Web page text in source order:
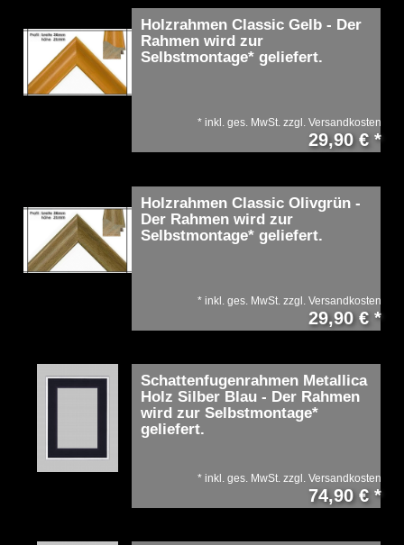
Holzrahmen Classic Gelb - Der
Rahmen wird zur
Selbstmontage* geliefert.
29,90 € *
* inkl. ges. MwSt. zzgl. Versandkosten
Holzrahmen Classic Olivgrün -
Der Rahmen wird zur
Selbstmontage* geliefert.
29,90 € *
* inkl. ges. MwSt. zzgl. Versandkosten
Schattenfugenrahmen Metallica
Holz Silber Blau - Der Rahmen
wird zur Selbstmontage*
geliefert.
74,90 € *
* inkl. ges. MwSt. zzgl. Versandkosten